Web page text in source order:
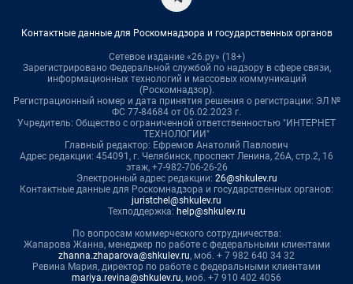
Контактные данные для Роскомнадзора и государственных органов
Сетевое издание «26.ру» (18+)
Зарегистрировано Федеральной службой по надзору в сфере связи,
информационных технологий и массовых коммуникаций
(Роскомнадзор).
Регистрационный номер и дата принятия решения о регистрации: ЭЛ №
ФС 77-84684 от 06.02.2023 г.
Учредитель: Общество с ограниченной ответственностью "ИНТЕРНЕТ
ТЕХНОЛОГИИ"
Главный редактор: Ефремов Анатолий Павлович
Адрес редакции: 454091, г. Челябинск, проспект Ленина, 26А, стр.2, 16
этаж, +7-982-706-26-26
Электронный адрес редакции: 26@shkulev.ru
Контактные данные для Роскомнадзора и государственных органов:
juristchel@shkulev.ru
Техподдержка: help@shkulev.ru
По вопросам коммерческого сотрудничества:
Жапарова Жанна, менеджер по работе с федеральными клиентами
zhanna.zhaparova@shkulev.ru, моб. + 7 982 640 34 32
Ревина Мария, директор по работе с федеральными клиентами
mariya.revina@shkulev.ru, моб. +7 910 402 4056